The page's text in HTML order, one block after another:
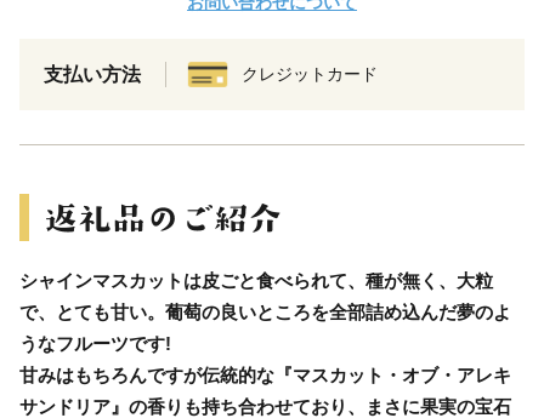
支払い方法 クレジットカード
シャインマスカットは皮ごと食べられて、種が無く、大粒
で、とても甘い。葡萄の良いところを全部詰め込んだ夢のよ
うなフルーツです!
甘みはもちろんですが伝統的な『マスカット・オブ・アレキ
サンドリア』の香りも持ち合わせており、まさに果実の宝石